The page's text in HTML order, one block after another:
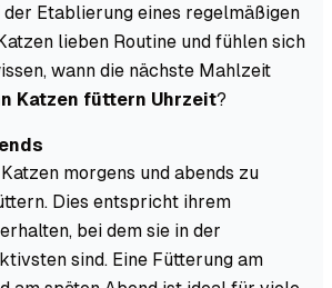
Etablierung eines regelmäßigen
lieben Routine und fühlen sich
wann die nächste Mahlzeit
Katzen füttern Uhrzeit?
morgens und abends zu
Dies entspricht ihrem
bei dem sie in der
sind. Eine Fütterung am